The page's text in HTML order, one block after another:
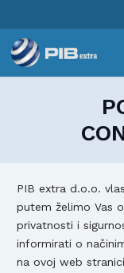
PIB extra d.o.o.
putem želimo Vas
privatnosti i
informirati o
na ovoj web